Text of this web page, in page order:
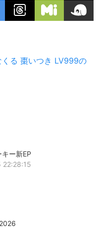
る 棗いつき LV999の
ー新EP